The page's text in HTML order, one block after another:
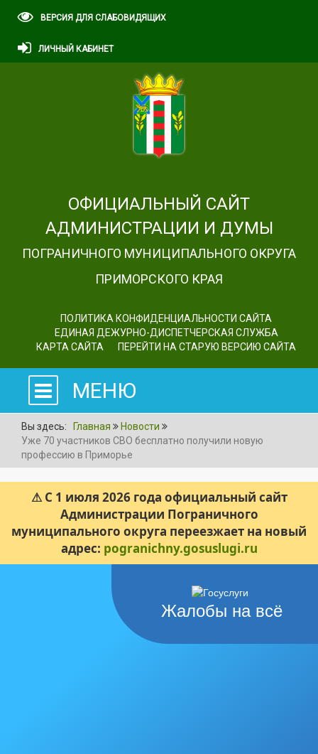
ВЕРСИЯ ДЛЯ СЛАБОВИДЯЩИХ
ЛИЧНЫЙ КАБИНЕТ
ОФИЦИАЛЬНЫЙ САЙТ
АДМИНИСТРАЦИИ И ДУМЫ
ПОГРАНИЧНОГО МУНИЦИПАЛЬНОГО ОКРУГА
ПРИМОРСКОГО КРАЯ
ПОЛИТИКА КОНФИДЕНЦИАЛЬНОСТИ САЙТА
ЕДИНАЯ ДЕЖУРНО-ДИСПЕТЧЕРСКАЯ СЛУЖБА
КАРТА САЙТА
ПЕРЕЙТИ НА СТАРУЮ ВЕРСИЮ САЙТА
МЕНЮ
Вы здесь: Главная
Новости
Уже 70 участников СВО бесплатно получили новую
профессию в Приморье
⚠ С 1 июля 2026 года официальный сайт
Администрации Пограничного
муниципального округа переезжает на новый
адрес: pogranichny.gosuslugi.ru
Жалобы на всё